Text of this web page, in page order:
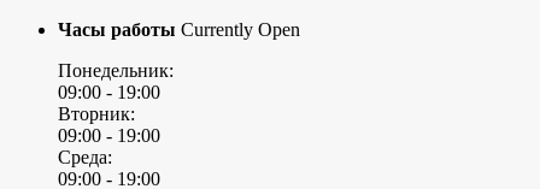
Часы работы Currently Open
Понедельник:
09:00 - 19:00
Вторник:
09:00 - 19:00
Среда:
09:00 - 19:00